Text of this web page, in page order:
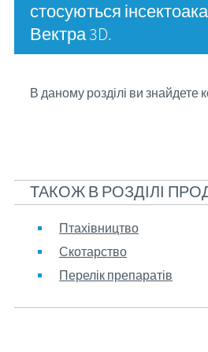
стосуються
Вектра 3D.
В даному розділі ви знайдете
ТАКОЖ В РОЗДІЛІ
Птахівництво
Скотарство
Перелік препаратів